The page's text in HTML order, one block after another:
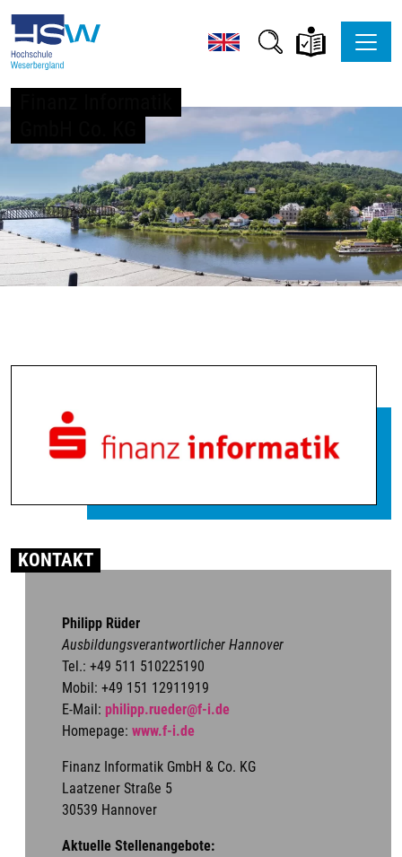
KONTAKT
Philipp Rüder
Ausbildungsverantwortlicher Hannover
Tel.: +49 511 510225190
Mobil: +49 151 12911919
E-Mail: philipp.rueder@f-i.de
Homepage: www.f-i.de
Finanz Informatik GmbH & Co. KG
Laatzener Straße 5
30539 Hannover
Aktuelle Stellenangebote: